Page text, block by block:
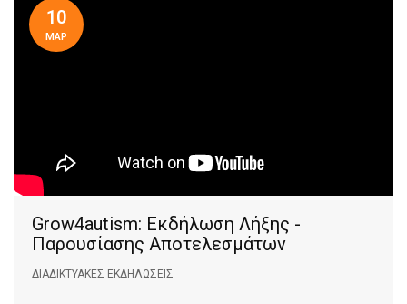
10
ΜΑΡ
Grow4autism: Eκδήλωση Λήξης -
Παρουσίασης Αποτελεσμάτων
ΔΙΑΔΙΚΤΥΑΚΈΣ ΕΚΔΗΛΏΣΕΙΣ